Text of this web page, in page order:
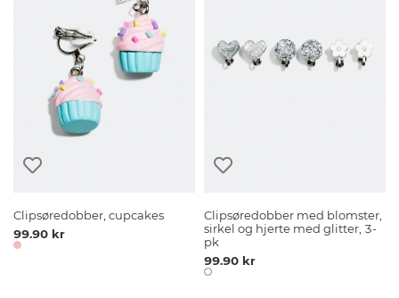
Clipsøredobber, cupcakes
99.90 kr
Clipsøredobber med blomster,
sirkel og hjerte med glitter, 3-
pk
99.90 kr